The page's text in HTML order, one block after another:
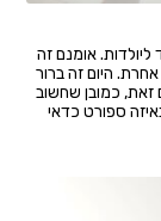
ליולדות. אומנם זה
היום זה ברור
זאת, כמובן שחשוב
ספורט כדאי